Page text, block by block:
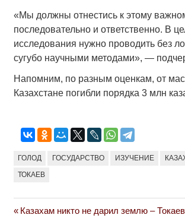
«Мы должны отнестись к этому
последовательно и ответственно. В
исследования нужно проводить без
сугубо научными методами», —
Напомним, по разным оценкам, от
Казахстане погибли порядка 3 млн
ГОЛОД ГОСУДАРСТВО ИЗУЧЕНИЕ
ТОКАЕВ
Навигация
Previous
Казахам никто не дарил землю – Токаев